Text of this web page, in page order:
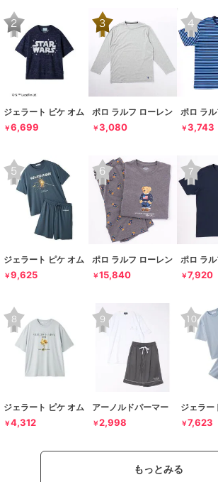
ジェラート ピケ オム
￥6,699
ポロ ラルフ ローレン
￥3,080
ポロ ラ
￥3,743
ジェラート ピケ オム
￥9,625
ポロ ラルフ ローレン
￥15,840
ポロ ラ
￥7,920
ジェラート ピケ オム
￥4,312
アーノルドパーマー
￥2,998
ジェラー
￥7,623
もっとみる